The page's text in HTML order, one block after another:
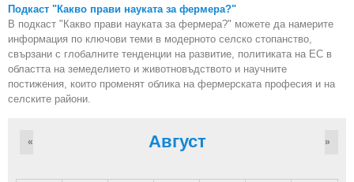
Подкаст "Какво прави науката за фермера?"
В подкаст "Какво прави науката за фермера?" можете да намерите
информация по ключови теми в модерното селско стопанство,
свързани с глобалните тенденции на развитие, политиката на ЕС в
областта на земеделието и животновъдството и научните
постижения, които променят облика на фермерската професия и на
селските райони.
Август
« »